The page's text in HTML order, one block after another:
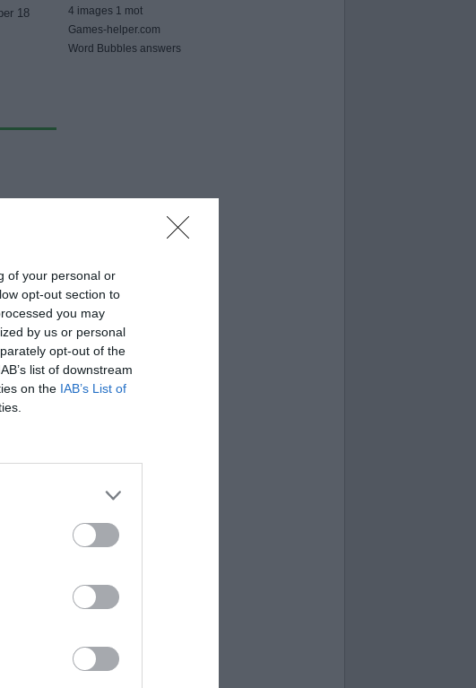
of your personal or
opt-out section to
you may
by us or personal
opt-out of the
list of downstream
on the IAB’s List of
18
ar
Tai ne
– JAV
4 images 1 mot
Games-helper.com
Word Bubbles answers